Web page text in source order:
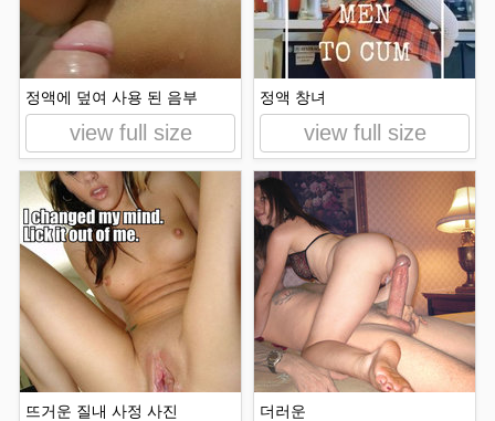
정액에 덮여 사용 된 음부
view full size
정액 창녀
view full size
뜨거운 질내 사정 사진 더러운